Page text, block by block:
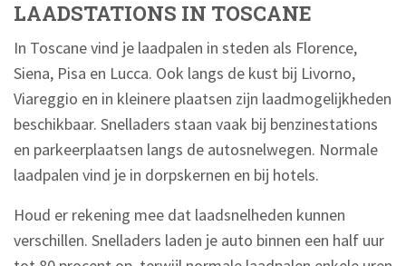
LAADSTATIONS IN TOSCANE
In Toscane vind je laadpalen in steden als Florence,
Siena, Pisa en Lucca. Ook langs de kust bij Livorno,
Viareggio en in kleinere plaatsen zijn laadmogelijkheden
beschikbaar. Snelladers staan vaak bij benzinestations
en parkeerplaatsen langs de autosnelwegen. Normale
laadpalen vind je in dorpskernen en bij hotels.
Houd er rekening mee dat laadsnelheden kunnen
verschillen. Snelladers laden je auto binnen een half uur